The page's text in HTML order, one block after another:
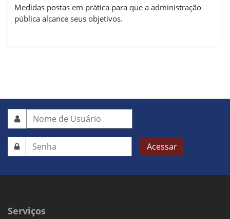
Medidas postas em prática para que a administração
pública alcance seus objetivos.
Acessar
Serviços